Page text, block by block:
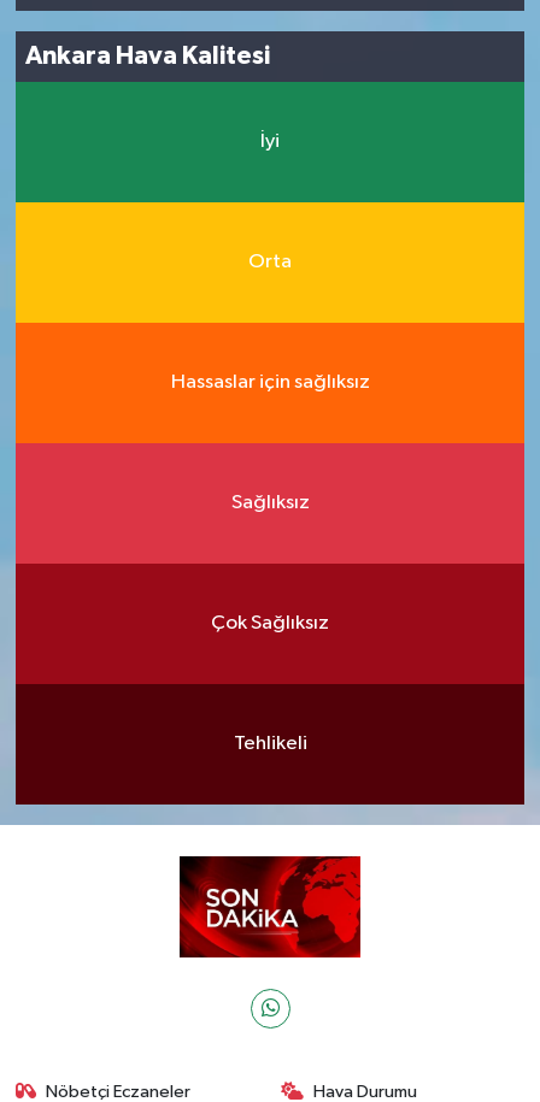
Ankara Hava Kalitesi
İyi
Orta
Hassaslar için sağlıksız
Sağlıksız
Çok Sağlıksız
Tehlikeli
Nöbetçi Eczaneler Hava Durumu